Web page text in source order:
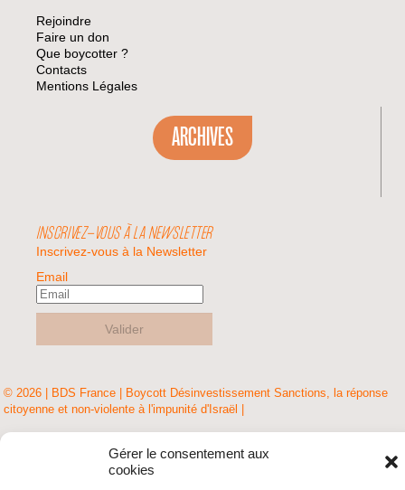
Gérer le consentement aux
cookies
Rejoindre
Faire un don
Que boycotter ?
Contacts
Mentions Légales
ARCHIVES
INSCRIVEZ-VOUS À LA NEWSLETTER
Inscrivez-vous à la Newsletter
Email
Valider
© 2026 | BDS France | Boycott Désinvestissement Sanctions, la réponse
citoyenne et non-violente à l'impunité d'Israël |